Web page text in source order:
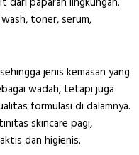
toner, serum,
jenis kemasan yang
wadah, tetapi juga
formulasi di dalamnya.
skincare pagi,
dan higienis.